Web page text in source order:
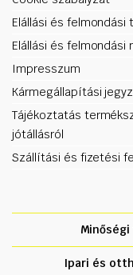
Elállási és felmondási
Elállási és felmondási
Impresszum
Kármegállapítási
Tájékoztatás
jótállásról
Szállítási és fizetési
Ipari és